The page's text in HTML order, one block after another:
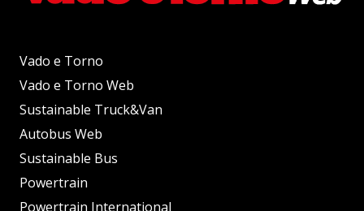
Vado e Torno
Vado e Torno Web
Sustainable Truck&Van
Autobus Web
Sustainable Bus
Powertrain
Powertrain International